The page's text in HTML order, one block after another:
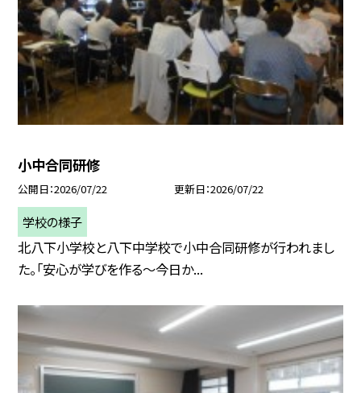
小中合同研修
公開日 2026/07/22 更新日 2026/07/22
学校の様子
北八下小学校と八下中学校で小中合同研修が行われまし
た。「安心が学びを作る～今日か...